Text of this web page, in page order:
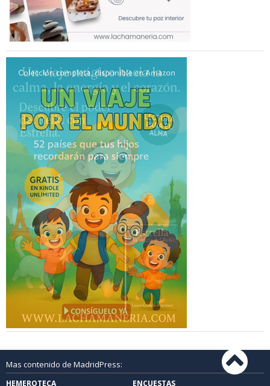
Mas contenido de MadridPress:
HEMEROTECA ENCUESTAS